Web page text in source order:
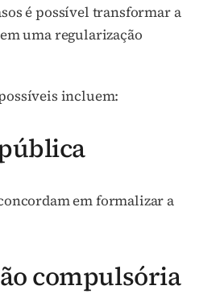
é possível transformar a
uma regularização
incluem:
em formalizar a
compulsória